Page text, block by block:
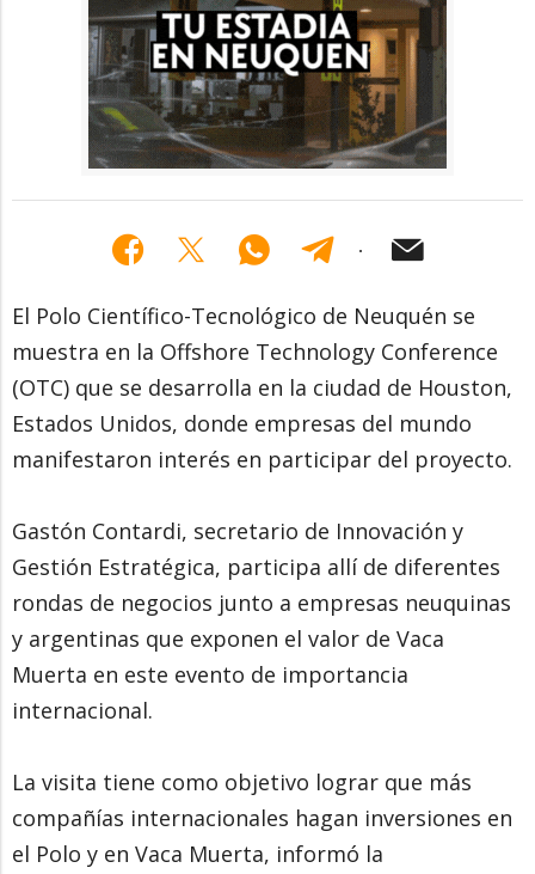
El Polo Científico-Tecnológico de Neuquén se
muestra en la Offshore Technology Conference
(OTC) que se desarrolla en la ciudad de Houston,
Estados Unidos, donde empresas del mundo
manifestaron interés en participar del proyecto.
Gastón Contardi, secretario de Innovación y
Gestión Estratégica, participa allí de diferentes
rondas de negocios junto a empresas neuquinas
y argentinas que exponen el valor de Vaca
Muerta en este evento de importancia
internacional.
La visita tiene como objetivo lograr que más
compañías internacionales hagan inversiones en
el Polo y en Vaca Muerta, informó la